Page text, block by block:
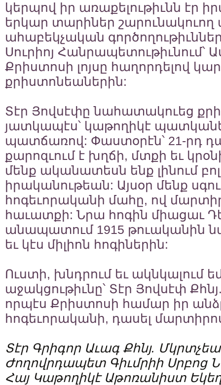
կերպով իր առաքելութիւնն էր
երկար տարիներ
ահաբեկչական
Սուրիոյ Հանրապետութիւնում՝
Քրիստոսի լոյսը հաղորդելով
քրիստոնեաներին:
Տէր Յովսէփը նահատակուեց
յատկապէս՝ կաթողիկէ
պատճառով: Փաստօրէն՝ 21-րդ
քարոզւում է խղճի, մտքի եւ
մենք ականատեսն ենք լինում
իրականութեան: Այսօր մենք
հոգեւորականի մահը, ով
հաւատքի: Նրա հոգին միացաւ
անապատում 1915 թուականին
եւ կէս միլիոն հոգիներին:
Ուստի, խնդրում եւ ակնկալում
աջակցութիւնը՝ Տէր Յովսէփ
որպէս Քրիստոսի համար իր
հոգեւորականի, դասել
Տէր Գրիգոր Աւագ Քհնյ.
Ժողովրդապետ Գիւմրիի
Հայ Կաթողիկէ Աթոռանիստ